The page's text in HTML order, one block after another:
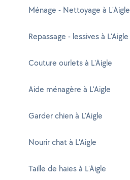
Ménage - Nettoyage à L'Aigle
Repassage - lessives à L'Aigle
Couture ourlets à L'Aigle
Aide ménagère à L'Aigle
Garder chien à L'Aigle
Nourir chat à L'Aigle
Taille de haies à L'Aigle